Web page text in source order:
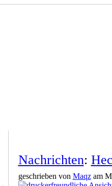
Nachrichten:
geschrieben von Maqzam